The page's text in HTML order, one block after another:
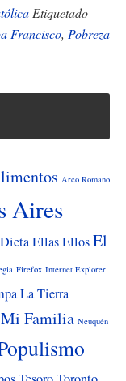
Etiquetado
Francisco, Pobreza
Arco Romano
Aires
DietaEllasEllosEl
Firefox Internet Explorer
La Tierra
Mi Familia Neuquén